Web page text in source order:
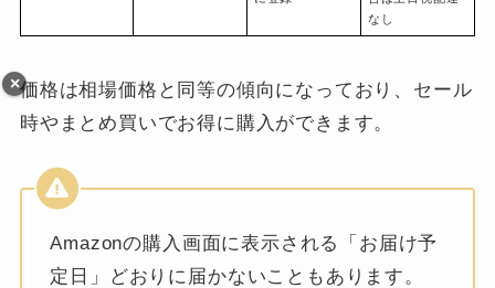
なし
価格は相場価格と同等の傾向になっており、セール
時やまとめ買いでお得に購入ができます。
Amazonの購入画面に表示される「お届け予
定日」どおりに届かないこともあります。